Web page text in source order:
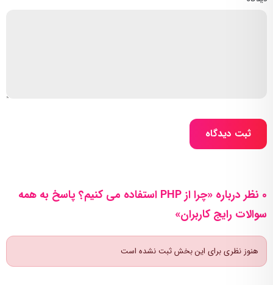
ثبت دیدگاه
0 نظر درباره «چرا از PHP استفاده می کنیم؟ پاسخ به همه
سوالات رایج کاربران»
هنوز نظری برای این بخش ثبت نشده است